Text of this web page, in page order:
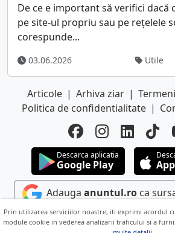
De ce e important să verifici dacă
pe site-ul propriu sau pe rețelele
corespunde...
03.06.2026 Utile
Articole | Arhiva ziar |
Politica de confidentialitate |
Descarca aplicatia
Google Play
Adauga anuntul.roca
Google
Prin utilizarea serviciilor noastre, iti exprimi acordul
module cookie in vederea analizarii traficului si a